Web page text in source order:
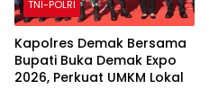
TNI-POLRI
Kapolres Demak Bersama
Bupati Buka Demak Expo
2026, Perkuat UMKM Lokal